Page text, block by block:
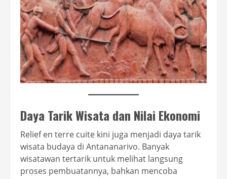
Daya Tarik Wisata dan Nilai Ekonomi
Relief en terre cuite kini juga menjadi daya tarik
wisata budaya di Antananarivo. Banyak
wisatawan tertarik untuk melihat langsung
proses pembuatannya, bahkan mencoba